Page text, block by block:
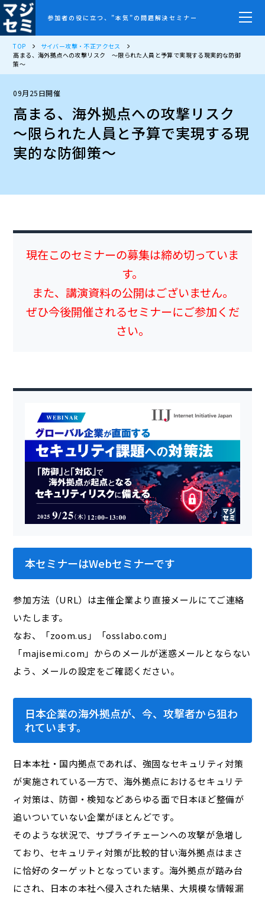
参加者の役に立つ、”本気”の問題解決セミナー
TOP
サイバー攻撃・不正アクセス
高まる、海外拠点への攻撃リスク ～限られた人員と予算で実現する現実的な防御
策～
09月25日開催
高まる、海外拠点への攻撃リスク
～限られた人員と予算で実現する現
実的な防御策～
現在このセミナーの募集は締め切っていま
す。
また、講演資料の公開はございません。
ぜひ今後開催されるセミナーにご参加くだ
さい。
本セミナーはWebセミナーです
参加方法（URL）は主催企業より直接メールにてご連絡
いたします。
なお、「zoom.us」「osslabo.com」
「majisemi.com」からのメールが迷惑メールとならない
よう、メールの設定をご確認ください。
日本企業の海外拠点が、今、攻撃者から狙わ
れています。
日本本社・国内拠点であれば、強固なセキュリティ対策
が実施されている一方で、海外拠点におけるセキュリテ
ィ対策は、防御・検知などあらゆる面で日本ほど整備が
追いついていない企業がほとんどです。
そのような状況で、サプライチェーンへの攻撃が急増し
ており、セキュリティ対策が比較的甘い海外拠点はまさ
に恰好のターゲットとなっています。海外拠点が踏み台
にされ、日本の本社へ侵入された結果、大規模な情報漏